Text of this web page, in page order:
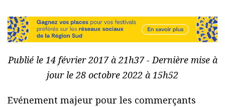
Publié le 14 février 2017 à 21h37 - Dernière mise à
jour le 28 octobre 2022 à 15h52
Evénement majeur pour les commerçants